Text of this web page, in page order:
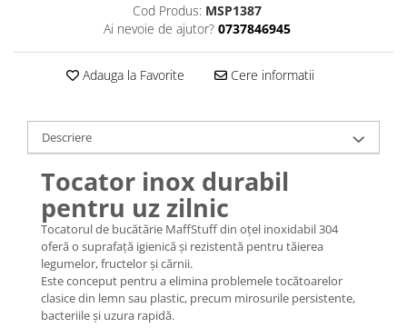
Cod Produs: MSP1387
Ai nevoie de ajutor? 0737846945
Adauga la Favorite Cere informatii
Descriere
Tocator inox durabil
pentru uz zilnic
Tocatorul de bucătărie MaffStuff din oțel inoxidabil 304
oferă o suprafață igienică și rezistentă pentru tăierea
legumelor, fructelor și cărnii.
Este conceput pentru a elimina problemele tocătoarelor
clasice din lemn sau plastic, precum mirosurile persistente,
bacteriile și uzura rapidă.